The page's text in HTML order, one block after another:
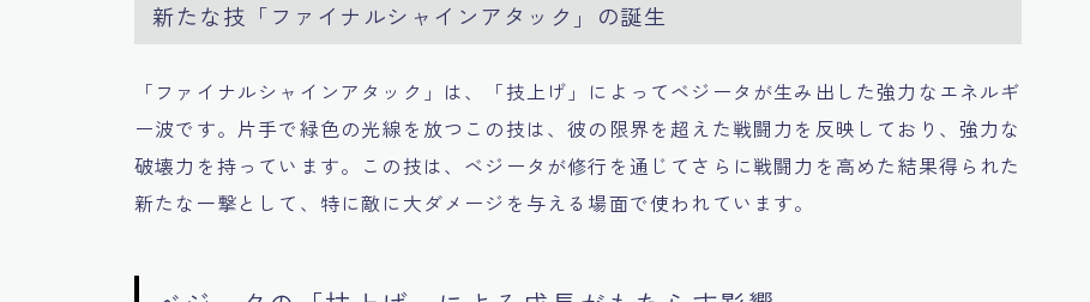
新たな技「ファイナルシャインアタック」の誕生
「ファイナルシャインアタック」は、「技上げ」によってベジータが生み出した強力なエネルギ
ー波です。片手で緑色の光線を放つこの技は、彼の限界を超えた戦闘力を反映しており、強力な
破壊力を持っています。この技は、ベジータが修行を通じてさらに戦闘力を高めた結果得られた
新たな一撃として、特に敵に大ダメージを与える場面で使われています。